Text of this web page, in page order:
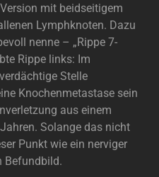
mit beidseitigem
Lymphknoten. Dazu
nenne – „Rippe 7-
Rippe links: Im
Stelle
Knochenmetastase sein
aus einem
Solange das nicht
Punkt wie ein nerviger
Befundbild.